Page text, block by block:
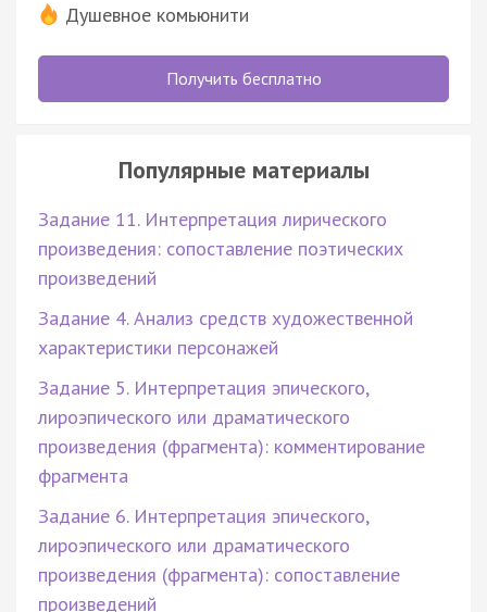
Душевное комьюнити
Получить бесплатно
Популярные материалы
Задание 11. Интерпретация лирического
произведения: сопоставление поэтических
произведений
Задание 4. Анализ средств художественной
характеристики персонажей
Задание 5. Интерпретация эпического,
лироэпического или драматического
произведения (фрагмента): комментирование
фрагмента
Задание 6. Интерпретация эпического,
лироэпического или драматического
произведения (фрагмента): сопоставление
произведений